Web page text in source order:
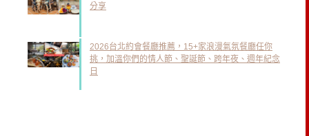
分享
2026台北約會餐廳推薦，15+家浪漫氣氛餐廳任你
挑，加溫你們的情人節、聖誕節、跨年夜、週年紀念
日